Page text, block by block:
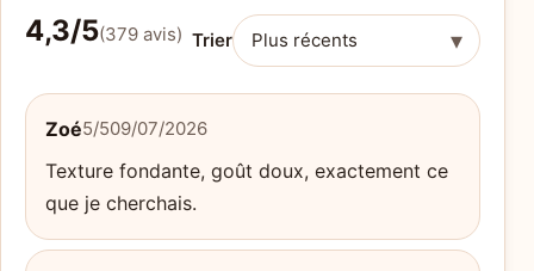
4,3/5(379 avis) Trier ▾
Zoé5/509/07/2026
Texture fondante, goût doux, exactement ce
que je cherchais.